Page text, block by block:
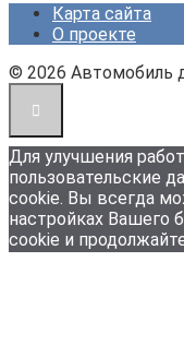
Карта сайта
О проекте
© 2026 Автомобиль
Для улучшения
пользовательские
cookie. Вы всегда
настройках Вашего
cookie и